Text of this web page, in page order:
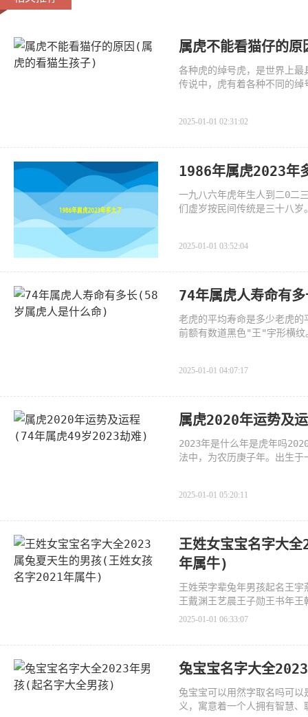
属虎不能看猫仔的
各种虎的绰号虎，是世界上
传说中，虎有着各种不同的
2025-01-01 02:31:02
1986年属虎2023年
一九八六年虎年生人到二0二
们虚岁按民间传统是三十八
2025-01-01 03:52:04
74年属虎人寿命有
老虎的平均寿命是多少老虎
前额有数道黑色"王"宇形横纹
2025-01-01 04:07:17
属虎2020年运势及
2023年是什么年是虎年吗
法中，为农历庚子年。出生
2025-01-01 05:20:11
王姓女宝宝名字大
年属牛)
王姓荣字辈兔年男孩起名王
王戴渊王艺晨王子勋王书年
2025-01-01 06:33:07
兔宝宝名字大全
兔宝宝可以用然字取名吗可
义，寓意着一个人拥有智慧